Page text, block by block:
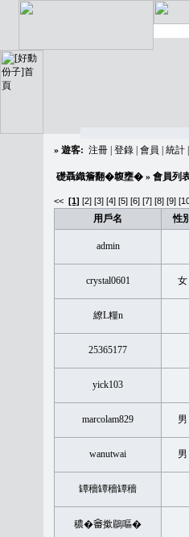
» 遊客: 注冊 登錄 會員 統計
礎聶織簷翻�䪖壅� » 會員列
<< [1] [2] [3] [4] [5] [6] [7] [8] [9]
用戶名 性
admin
crystal0601 女
繚L糧n
25365177
yick103
marcolam829 男
wanutwai 男
罈穡罈穡罈穡
穠�𤲞撳鶥嘔�